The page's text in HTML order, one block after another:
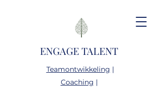
ENGAGE TALENT
Teamontwikkeling |
Coaching |